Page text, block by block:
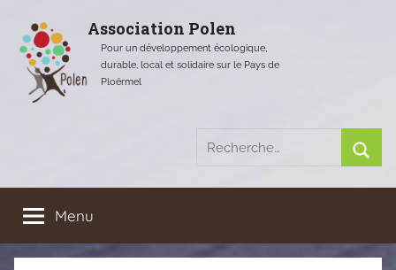
contenu
Association Polen
Pour un développement écologique,
durable, local et solidaire sur le Pays de
Ploërmel
Recherche
:
Menu